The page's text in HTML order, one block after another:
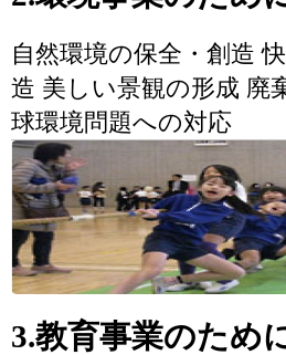
自然環境の保全・創造
造 美しい景観の形成 廃
球環境問題への対応
3.教育事業のため